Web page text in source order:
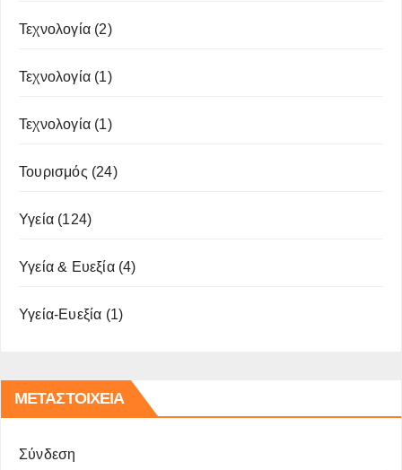
Τεχνολογία (2)
Τεχνολογία (1)
Τεχνολογία (1)
Τουρισμός (24)
Υγεία (124)
Υγεία & Ευεξία(4)
Υγεία-Ευεξία (1)
ΜΕΤΑΣΤΟΙΧΕΊΑ
Σύνδεση